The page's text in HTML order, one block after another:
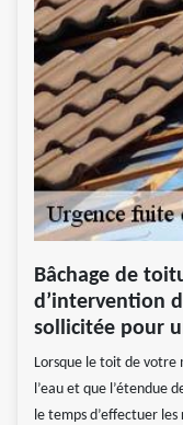
Bâchage de
d’intervention
sollicitée pour
Lorsque le toit de votre
l’eau et que l’étendue
le temps d’effectuer